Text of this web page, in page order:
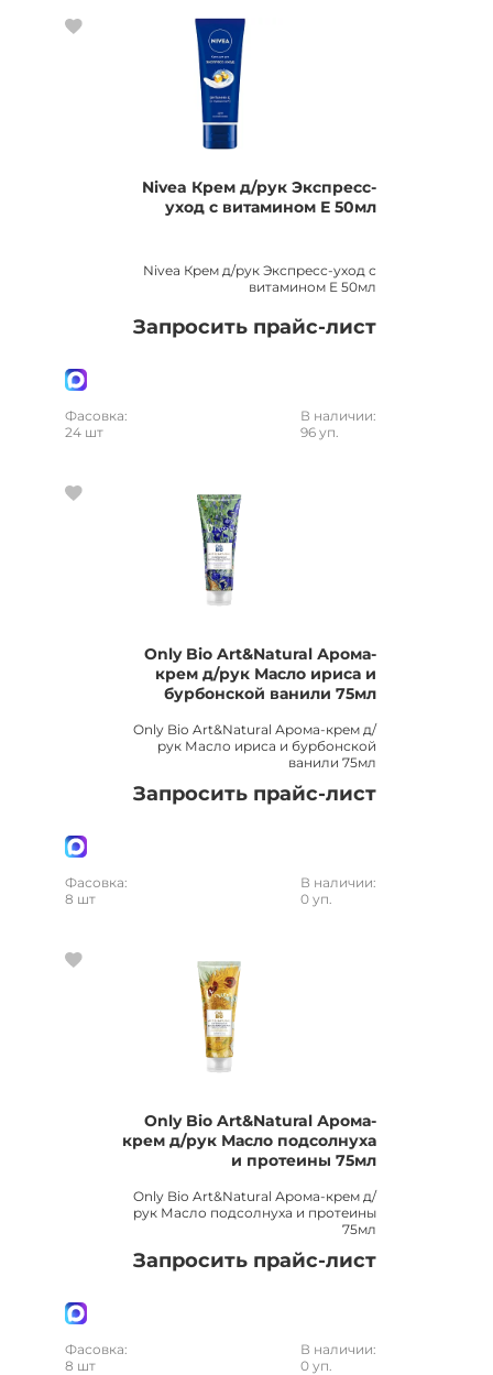
Nivea Крем д/рук Экспресс-
уход с витамином Е 50мл
Nivea Крем д/рук Экспресс-уход с
витамином Е 50мл
Запросить прайс-лист
Фасовка:
24 шт
В наличии:
96 уп.
Only Bio Art&Natural Арома-
крем д/рук Масло ириса и
бурбонской ванили 75мл
Only Bio Art&Natural Арома-крем д/
рук Масло ириса и бурбонской
ванили 75мл
Запросить прайс-лист
Фасовка:
8 шт
В наличии:
0 уп.
Only Bio Art&Natural Арома-
крем д/рук Масло подсолнуха
и протеины 75мл
Only Bio Art&Natural Арома-крем д/
рук Масло подсолнуха и протеины
75мл
Запросить прайс-лист
Фасовка:
8 шт
В наличии:
0 уп.